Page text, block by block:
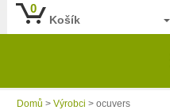
0
Košík
Domů > Výrobci > ocuvers